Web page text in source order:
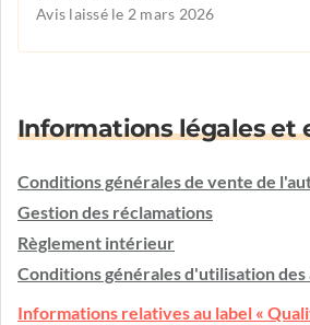
Avis laissé le 2 mars 2026
Informations légales et
Conditions générales de vente de
Gestion des réclamations
Règlement intérieur
Conditions générales d'utilisation des
Informations relatives au label «